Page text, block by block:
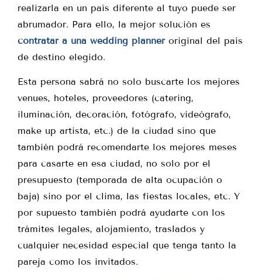
realizarla en un país diferente al tuyo puede ser
abrumador. Para ello, la mejor solución es
contratar a una wedding planneroriginal del país
de destino elegido.
Esta persona sabrá no solo buscarte los mejores
venues, hoteles, proveedores (catering,
iluminación, decoración, fotógrafo, videógrafo,
make up artista, etc.) de la ciudad sino que
también podrá recomendarte los mejores meses
para casarte en esa ciudad, no solo por el
presupuesto (temporada de alta ocupación o
baja) sino por el clima, las fiestas locales, etc. Y
por supuesto también podrá ayudarte con los
trámites legales, alojamiento, traslados y
cualquier necesidad especial que tenga tanto la
pareja como los invitados.